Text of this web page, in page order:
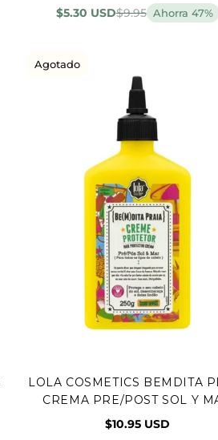
$5.30 USD$9.95 Ahorra 47%
Vista rápida
Agotado
LOLA COSMETICS BEMDITA
CREMA PRE/POST SOL Y
$10.95 USD